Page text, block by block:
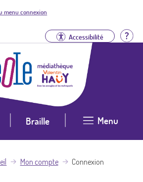
menu connexion
Accessibilité
Braille Menu
Mon compte Connexion